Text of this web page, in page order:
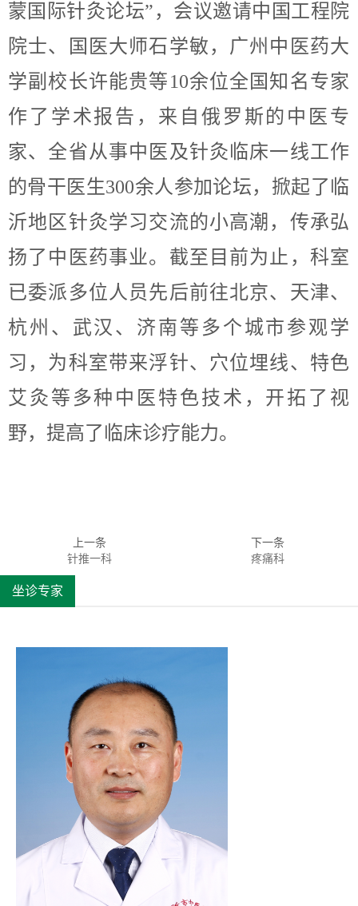
蒙国际针灸论坛”，会议邀请中国工程院
院士、国医大师石学敏，广州中医药大
学副校长许能贵等10余位全国知名专家
作了学术报告，来自俄罗斯的中医专
家、全省从事中医及针灸临床一线工作
的骨干医生300余人参加论坛，掀起了临
沂地区针灸学习交流的小高潮，传承弘
扬了中医药事业。截至目前为止，科室
已委派多位人员先后前往北京、天津、
杭州、武汉、济南等多个城市参观学
习，为科室带来浮针、穴位埋线、特色
艾灸等多种中医特色技术，开拓了视
野，提高了临床诊疗能力。
上一条
针推一科
下一条
疼痛科
坐诊专家